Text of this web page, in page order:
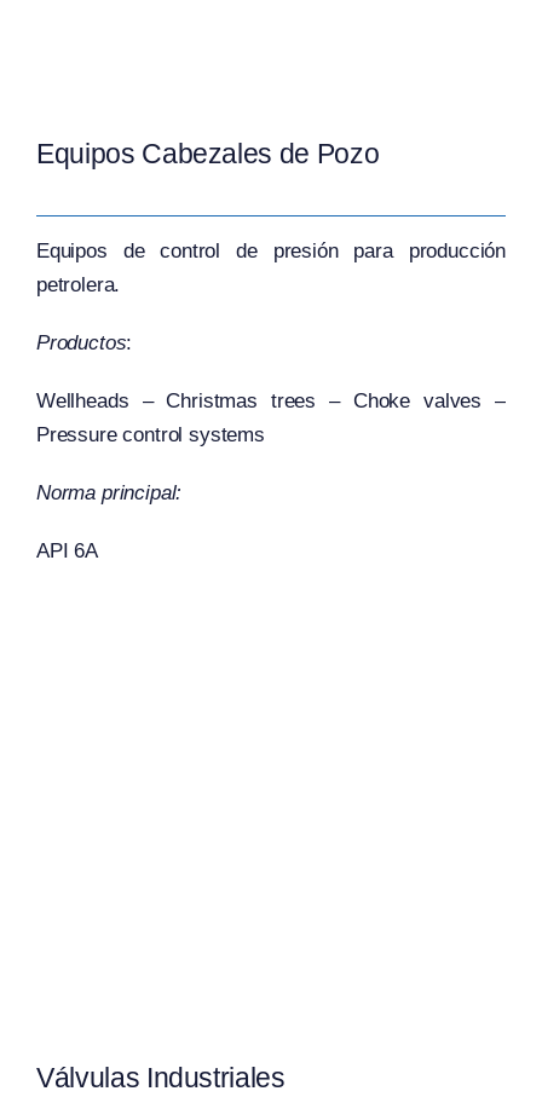
Equipos Cabezales de Pozo
Equipos de control de presión para producción
petrolera.
Productos:
Wellheads – Christmas trees – Choke valves –
Pressure control systems
Norma principal:
API 6A
Válvulas Industriales